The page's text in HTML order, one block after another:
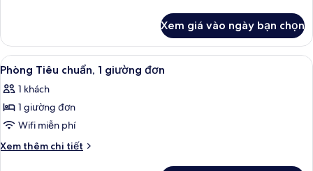
cỡ
queen,
phù
hợp
cho
người
tật
Phòng
Tiêu
chuẩn,
giường
cỡ
phù
hợp
cho
Xem giá vào ngày bạn chọn
Xem
tất
cả
ảnh
Phòng
Tiêu
Phòng Tiêu chuẩn, 1 giường đơn |
5
Phòng Tiêu chuẩn, 1 giường đơn
1 khách
1 giường đơn
Wifi miễn phí
Xem thêm chi tiết
Chi